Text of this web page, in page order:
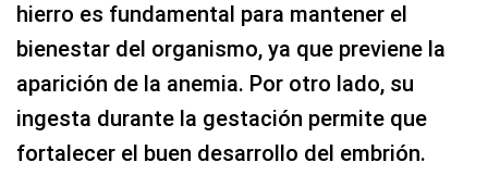
hierro es fundamental para mantener el
bienestar del organismo, ya que previene la
aparición de la anemia. Por otro lado, su
ingesta durante la gestación permite que
fortalecer el buen desarrollo del embrión.